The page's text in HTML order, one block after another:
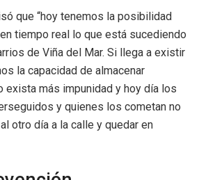
que “hoy tenemos la posibilidad
tiempo real lo que está sucediendo
de Viña del Mar. Si llega a existir
la capacidad de almacenar
exista más impunidad y hoy día los
y quienes los cometan no
otro día a la calle y quedar en